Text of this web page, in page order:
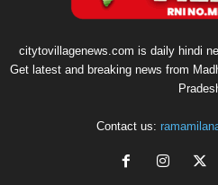
citytovillagenews.com is daily hindi
Get latest and breaking news from
Contact us: